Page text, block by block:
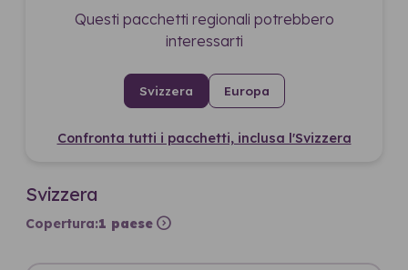
Questi pacchetti regionali potrebbero
interessarti
Svizzera Europa
Confronta tutti i pacchetti, inclusa l'Svizzera
Svizzera
Copertura:1 paese expand_circle_right